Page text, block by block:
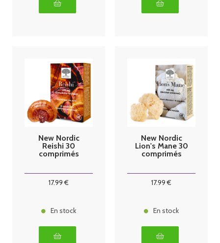
New Nordic
Reishi 30
comprimés
17.99 €
En stock
New Nordic
Lion's Mane 30
comprimés
17.99 €
En stock